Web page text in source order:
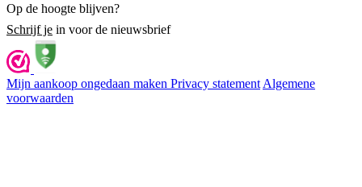
Op de hoogte blijven?
Schrijf je in voor de nieuwsbrief
Mijn aankoop ongedaan maken Privacy statement Algemene
voorwaarden